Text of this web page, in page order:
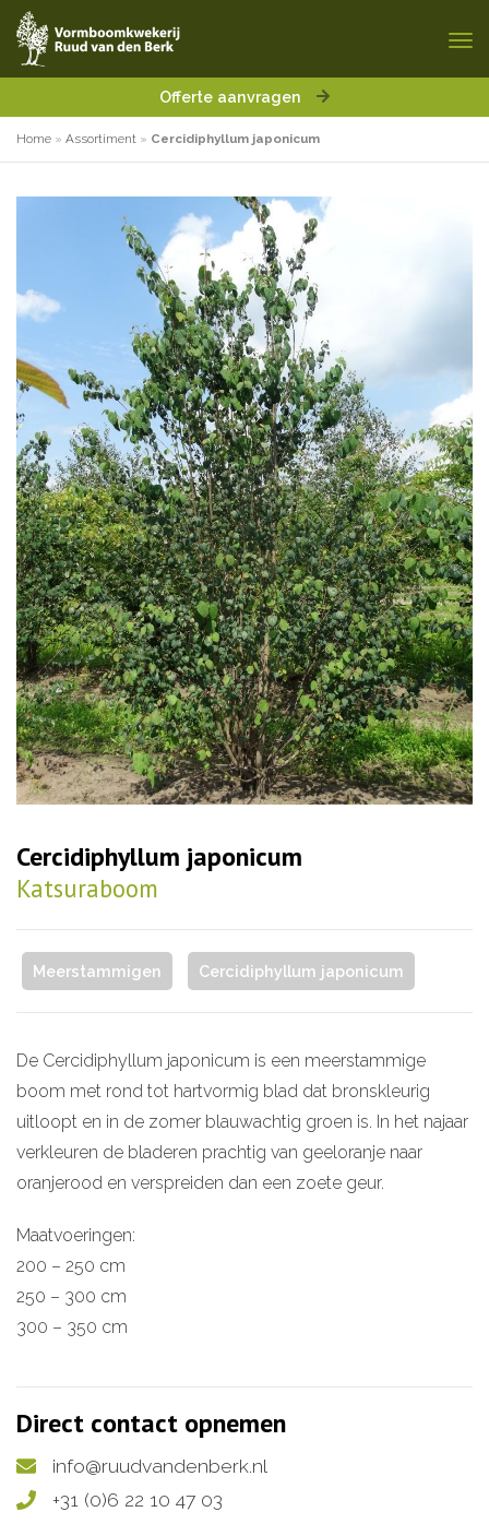
Offerte aanvragen
Home » Assortiment » Cercidiphyllum japonicum
Cercidiphyllum japonicum
Katsuraboom
Meerstammigen Cercidiphyllum japonicum
De Cercidiphyllum japonicum is een meerstammige
boom met rond tot hartvormig blad dat bronskleurig
uitloopt en in de zomer blauwachtig groen is. In het najaar
verkleuren de bladeren prachtig van geeloranje naar
oranjerood en verspreiden dan een zoete geur.
Maatvoeringen:
200 – 250 cm
250 – 300 cm
300 – 350 cm
Direct contact opnemen
info@ruudvandenberk.nl
+31 (0)6 22 10 47 03